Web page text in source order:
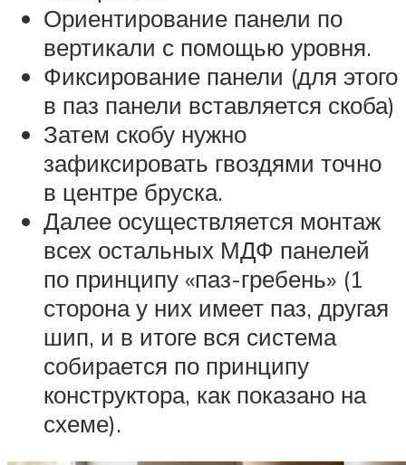
Ориентирование панели по
вертикали с помощью уровня.
Фиксирование панели (для этого
в паз панели вставляется скоба)
Затем скобу нужно
зафиксировать гвоздями точно
в центре бруска.
Далее осуществляется монтаж
всех остальных МДФ панелей
по принципу «паз-гребень» (1
сторона у них имеет паз, другая
шип, и в итоге вся система
собирается по принципу
конструктора, как показано на
схеме).